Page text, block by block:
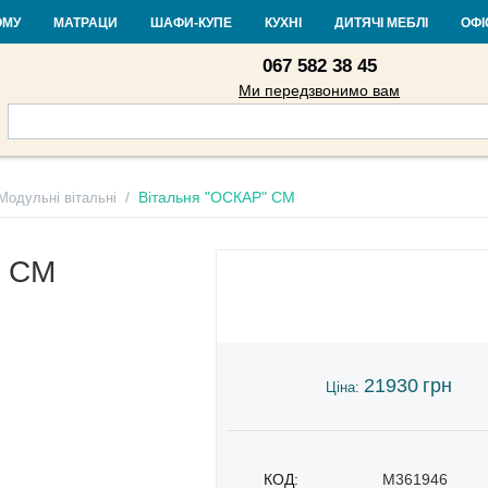
Контакти Доставка і оплата Гарантія та повернення Кредит
067 582 38 45
Ми передзвонимо вам
МАТРАЦИ ШАФИ-КУПЕ КУХНІ ДИТЯЧІ МЕБЛІ
Модульні вітальні / Вітальня "ОСКАР" СМ
СМ
Ціна: 21930 грн
КОД:
M361946